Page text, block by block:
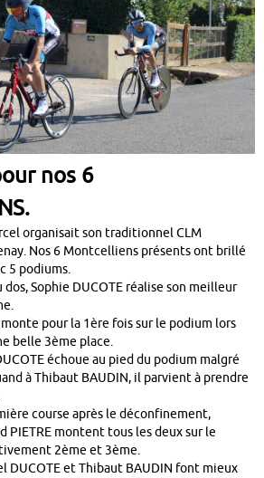
nos 6
organisait son traditionnel CLM
Nos 6 Montcelliens présents ont brillé
5 podiums.
dos, Sophie DUCOTE réalise son meilleur
monte pour la 1ère fois sur le podium lors
belle 3ème place.
échoue au pied du podium malgré
à Thibaut BAUDIN, il parvient à prendre
course après le déconfinement,
PIETRE montent tous les deux sur le
2ème et 3ème.
DUCOTE et Thibaut BAUDIN font mieux